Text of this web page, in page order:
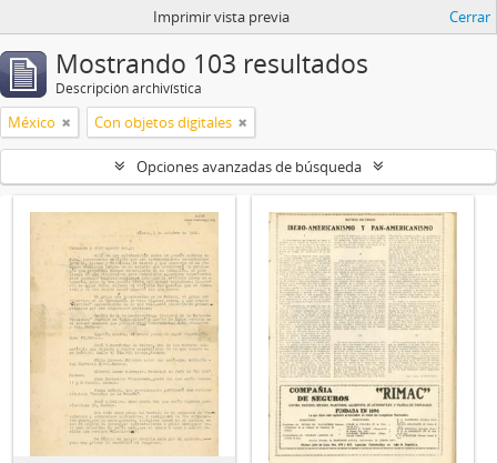
Imprimir vista previa Cerrar
Mostrando 103 resultados
Descripción archivística
México Con objetos digitales
Opciones avanzadas de búsqueda